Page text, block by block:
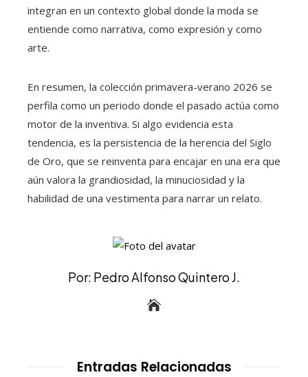
integran en un contexto global donde la moda se
entiende como narrativa, como expresión y como
arte.
En resumen, la colección primavera-verano 2026 se
perfila como un periodo donde el pasado actúa como
motor de la inventiva. Si algo evidencia esta
tendencia, es la persistencia de la herencia del Siglo
de Oro, que se reinventa para encajar en una era que
aún valora la grandiosidad, la minuciosidad y la
habilidad de una vestimenta para narrar un relato.
Por: Pedro Alfonso Quintero J.
Entradas Relacionadas